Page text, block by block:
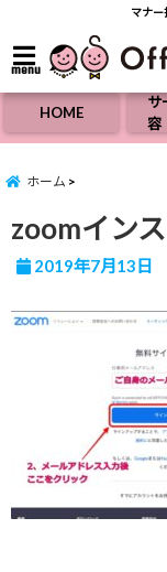
マナ
menu
HOME
サ
容
ホーム
zoomイン
2019年7月13日